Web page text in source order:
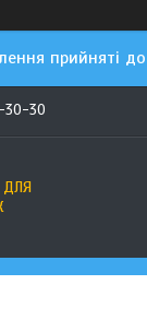
прийняті
30-30